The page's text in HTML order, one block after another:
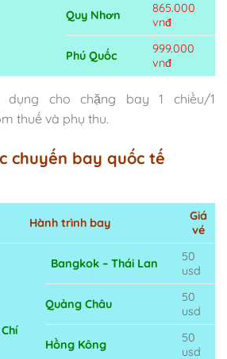
Quy Nhơn
865.000
vnđ
Phú Quốc
999.000
vnđ
cho chặng bay 1 chiều/1
thuế và phụ thu.
chuyến bay quốc tế
Hành trình bay
Giá
vé
Bangkok – Thái Lan
50
usd
Quảng Châu
50
usd
Hồng Kông
50
usd